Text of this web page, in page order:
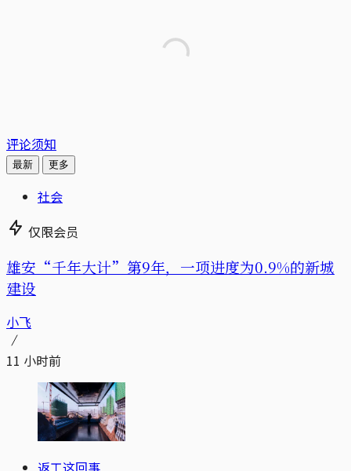
评论须知
最新 更多
社会
仅限会员
雄安“千年大计”第9年，一项进度为0.9%的新城
建设
小飞
11 小时前
返工这回事